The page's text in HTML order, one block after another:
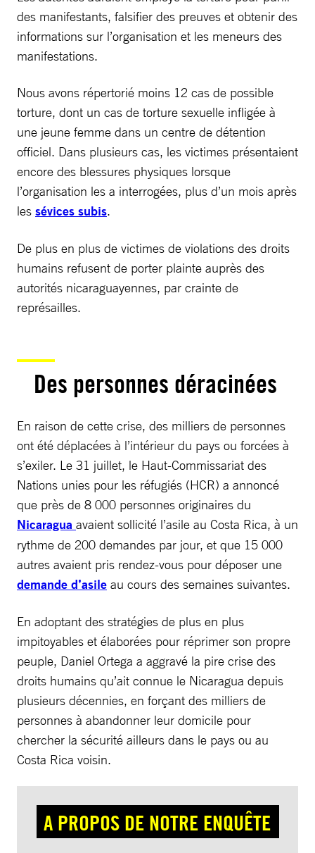
des manifestants, falsifier des preuves et obtenir des
informations sur l’organisation et les meneurs des
manifestations.
Nous avons répertorié moins 12 cas de possible
torture, dont un cas de torture sexuelle infligée à
une jeune femme dans un centre de détention
officiel. Dans plusieurs cas, les victimes présentaient
encore des blessures physiques lorsque
l’organisation les a interrogées, plus d’un mois après
les sévices subis.
De plus en plus de victimes de violations des droits
humains refusent de porter plainte auprès des
autorités nicaraguayennes, par crainte de
représailles.
Des personnes déracinées
En raison de cette crise, des milliers de personnes
ont été déplacées à l’intérieur du pays ou forcées à
s’exiler. Le 31 juillet, le Haut-Commissariat des
Nations unies pour les réfugiés (HCR) a annoncé
que près de 8 000 personnes originaires du
Nicaragua avaient sollicité l’asile au Costa Rica, à un
rythme de 200 demandes par jour, et que 15 000
autres avaient pris rendez-vous pour déposer une
demande d’asile au cours des semaines suivantes.
En adoptant des stratégies de plus en plus
impitoyables et élaborées pour réprimer son propre
peuple, Daniel Ortega a aggravé la pire crise des
droits humains qu’ait connue le Nicaragua depuis
plusieurs décennies, en forçant des milliers de
personnes à abandonner leur domicile pour
chercher la sécurité ailleurs dans le pays ou au
Costa Rica voisin.
A PROPOS DE NOTRE ENQUÊTE